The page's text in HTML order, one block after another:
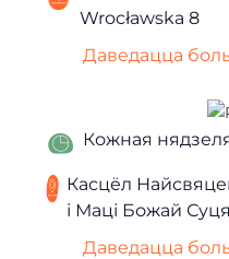
Wrocławska 8
Даведацца
Кожная
Касцёл
і Маці Божай
Даведацца